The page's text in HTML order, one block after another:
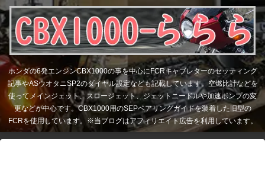
ホンダの6発エンジンCBX1000の事を中心にFCRキャブレターのセッティング
記事やASウオタニSP2のダイヤル設定なども記載しています。空燃比計などを
使ってメインジェット、スロージェット、ジェットニードルや加速ポンプの変
更などが中心です。CBX1000用のSEPベアリングガイドを装着した旧型の
FCRを使用しています。※当ブログはアフィリエイト広告を利用しています。